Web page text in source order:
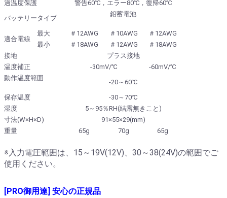
過温度保護
警告60℃，エラー80℃，復帰60℃
バッテリータイプ
鉛蓄電池
適合電線
最大 ＃12AWG ＃10AWG
＃12AWG
最小
＃18AWG ＃12AWG
＃18AWG
接地
プラス接地
温度補正
-30mV/℃
-60mV/℃
動作温度範囲
-20～60℃
保存温度
-30～70℃
湿度
5～95％RH(結露無きこと)
寸法(W×H×D)
91×55×29(mm)
重量
65g 70g 65g
※入力電圧範囲は、15～19V(12V)、30～38(24V)の範囲でご
使用ください。
[PRO御用達] 安心の正規品